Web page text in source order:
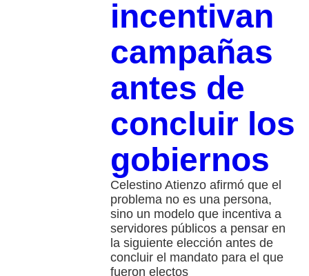
incentivan
campañas
antes de
concluir los
gobiernos
Celestino Atienzo afirmó que el
problema no es una persona,
sino un modelo que incentiva a
servidores públicos a pensar en
la siguiente elección antes de
concluir el mandato para el que
fueron electos